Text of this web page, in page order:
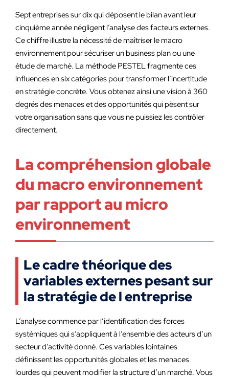
Sept entreprises sur dix qui déposent le bilan avant leur
cinquième année négligent l’analyse des facteurs externes.
Ce chiffre illustre la nécessité de maîtriser le macro
environnement pour sécuriser un business plan ou une
étude de marché. La méthode PESTEL fragmente ces
influences en six catégories pour transformer l’incertitude
en stratégie concrète. Vous obtenez ainsi une vision à 360
degrés des menaces et des opportunités qui pèsent sur
votre organisation sans que vous ne puissiez les contrôler
directement.
La compréhension globale
du macro environnement
par rapport au micro
environnement
Le cadre théorique des
variables externes pesant sur
la stratégie de l entreprise
L’analyse commence par l’identification des forces
systémiques qui s’appliquent à l’ensemble des acteurs d’un
secteur d’activité donné. Ces variables lointaines
définissent les opportunités globales et les menaces
lourdes qui peuvent modifier la structure d’un marché. Vous